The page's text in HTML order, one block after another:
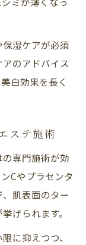
湿ケアが必須
のアドバイス
白効果を長く
ステ施術
専門施術が効
Cやプラセンタ
肌表面のター
げられます。
に抑えつつ、